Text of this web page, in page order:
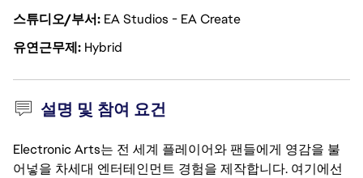
스튜디오/부서 EA Studios - EA Create
유연근무제 Hybrid
설명 및 참여 요건
Electronic Arts는 전 세계 플레이어와 팬들에게 영감을 불
어넣을 차세대 엔터테인먼트 경험을 제작합니다. 여기에선